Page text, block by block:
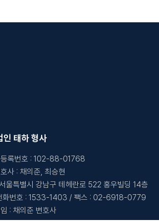
인 태하 형사
록번호 : 102-88-01768
사 : 채의준, 최승현
울특별시 강남구 테헤란로 522 홍우빌딩 14층
화번호 : 1533-1403 / 팩스 : 02-6918-0779
: 채의준 변호사